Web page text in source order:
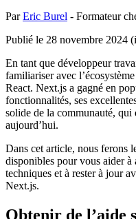
ParEric Burel - Formateur
Publié le 28 novembre 2024 (
En tant que développeur
familiariser avec
React. Next.js a gagné en
fonctionnalités, ses
solide de la communauté, qui
aujourd’hui.
Dans cet article, nous ferons
disponibles pour vous aider à
techniques et à rester à jour
Next.js.
Obtenir de l’aide